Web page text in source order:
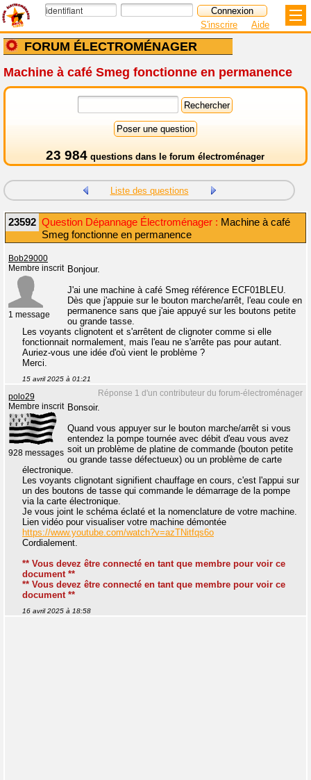
FORUM ÉLECTROMÉNAGER
S'inscrire Aide
Machine à café Smeg fonctionne en permanence
23 984 questions dans le forum électroménager
Liste des questions
23592 Question Dépannage Électroménager : Machine à café
Smeg fonctionne en permanence
Bob29000
Membre inscrit
1 message
Bonjour.
J'ai une machine à café Smeg référence ECF01BLEU.
Dès que j'appuie sur le bouton marche/arrêt, l'eau coule en
permanence sans que j'aie appuyé sur les boutons petite
ou grande tasse.
Les voyants clignotent et s'arrêtent de clignoter comme si elle
fonctionnait normalement, mais l'eau ne s'arrête pas pour autant.
Auriez-vous une idée d'où vient le problème ?
Merci.
15 avril 2025 à 01:21
Réponse 1 d'un contributeur du forum-électroménager
polo29
Membre inscrit
928 messages
Bonsoir.
Quand vous appuyer sur le bouton marche/arrêt si vous
entendez la pompe tournée avec débit d'eau vous avez
soit un problème de platine de commande (bouton petite
ou grande tasse défectueux) ou un problème de carte
électronique.
Les voyants clignotant signifient chauffage en cours, c'est l'appui sur
un des boutons de tasse qui commande le démarrage de la pompe
via la carte électronique.
Je vous joint le schéma éclaté et la nomenclature de votre machine.
Lien vidéo pour visualiser votre machine démontée
https://www.youtube.com/watch?v=azTNitfqs6o
Cordialement.
** Vous devez être connecté en tant que membre pour voir ce
document **
** Vous devez être connecté en tant que membre pour voir ce
document **
16 avril 2025 à 18:58